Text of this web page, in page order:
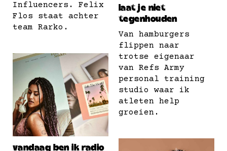
Influencers. Felix
Flos staat achter
team Rarko.
laat je niet
tegenhouden
Van hamburgers
flippen naar
trotse eigenaar
van Refs Army
personal training
studio waar ik
atleten help
groeien.
vandaag ben ik radio